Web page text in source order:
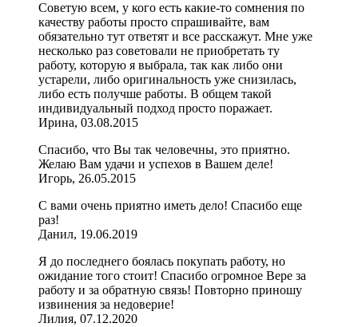
Советую всем, у кого есть какие-то сомнения по
качеству работы просто спрашивайте, вам
обязательно тут ответят и все расскажут. Мне уже
несколько раз советовали не приобретать ту
работу, которую я выбрала, так как либо они
устарели, либо оригинальность уже снизилась,
либо есть получше работы. В общем такой
индивидуальный подход просто поражает.
Ирина, 03.08.2015
Спасибо, что Вы так человечны, это приятно.
Желаю Вам удачи и успехов в Вашем деле!
Игорь, 26.05.2015
С вами очень приятно иметь дело! Спасибо еще
раз!
Данил, 19.06.2019
Я до последнего боялась покупать работу, но
ожидание того стоит! Спасибо огромное Вере за
работу и за обратную связь! Повторно приношу
извинения за недоверие!
Лилия, 07.12.2020